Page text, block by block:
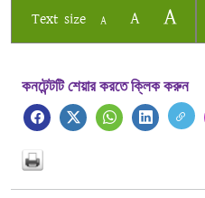
Text size A A A
কনটেন্টটি শেয়ার করতে ক্লিক করুন